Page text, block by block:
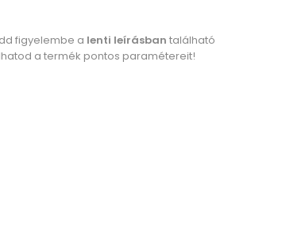
figyelembe a lenti leírásban található
a termék pontos paramétereit!